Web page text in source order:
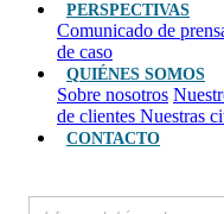
PERSPECTIVAS
Comunicado de
de caso
QUIÉNES SOMOS
Sobre nosotros
de clientes Nuestras
CONTACTO